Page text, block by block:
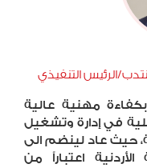
الرئيس التنفيذي
مهنية عالية
في إدارة وتشغيل
حيث عاد لينضم الى
اعتباراً من